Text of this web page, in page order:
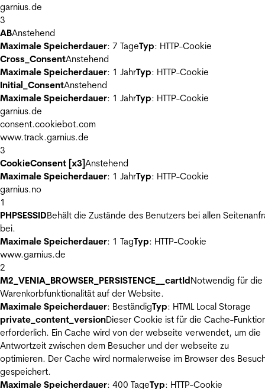
garnius.de
3
ABAnstehend
Maximale Speicherdauer: 7 TageTyp: HTTP-Cookie
Cross_ConsentAnstehend
Maximale Speicherdauer: 1 JahrTyp: HTTP-Cookie
Initial_ConsentAnstehend
Maximale Speicherdauer: 1 JahrTyp: HTTP-Cookie
garnius.de
consent.cookiebot.com
www.track.garnius.de
3
CookieConsent [x3]Anstehend
Maximale Speicherdauer: 1 JahrTyp: HTTP-Cookie
garnius.no
1
PHPSESSIDBehält die Zustände des Benutzers bei allen
bei.
Maximale Speicherdauer: 1 TagTyp: HTTP-Cookie
www.garnius.de
2
M2_VENIA_BROWSER_PERSISTENCE__cartIdNotwendig für die
Warenkorbfunktionalität auf der Website.
Maximale Speicherdauer: BeständigTyp: HTML Local Storage
private_content_versionDieser Cookie ist für die Cache-
erforderlich. Ein Cache wird von der webseite verwendet, um die
Antwortzeit zwischen dem Besucher und der webseite zu
optimieren. Der Cache wird normalerweise im Browser des
gespeichert.
Maximale Speicherdauer: 400 TageTyp: HTTP-Cookie